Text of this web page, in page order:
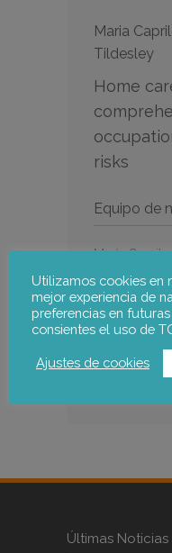
Maria
Tildesley
Home
risks
Equipo de
María Caprile
Tildesley.
Ir a la
Últimas Noticias
Utilizamos cookies en
mejor experiencia de
preferencias en
consientes el uso de
Ajustes de cookies